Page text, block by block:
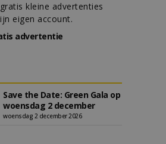
kleine advertenties
eigen account.
advertentie
Save the Date: Green Gala op
woensdag 2 december
woensdag 2 december 2026